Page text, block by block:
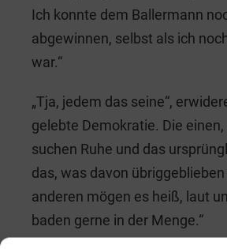
Ich konnte dem Ballermann
abgewinnen, selbst als ich
war.“
„Tja, jedem das seine“,
gelebte Demokratie. Die einen,
suchen Ruhe und das
das, was davon übriggeblieben
anderen mögen es heiß, laut
baden gerne in der Menge.“